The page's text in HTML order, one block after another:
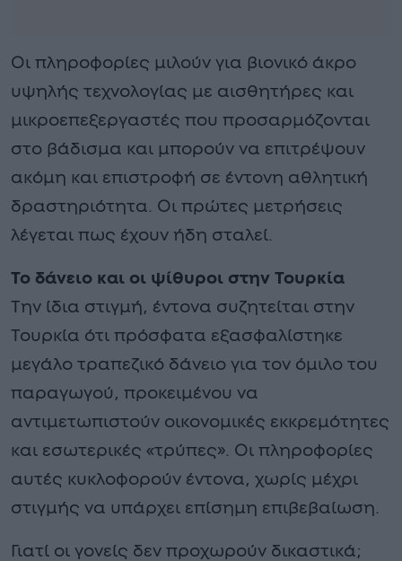
Οι πληροφορίες μιλούν για βιονικό άκρο
υψηλής τεχνολογίας με αισθητήρες και
μικροεπεξεργαστές που προσαρμόζονται
στο βάδισμα και μπορούν να επιτρέψουν
ακόμη και επιστροφή σε έντονη αθλητική
δραστηριότητα. Οι πρώτες μετρήσεις
λέγεται πως έχουν ήδη σταλεί.
Το δάνειο και οι ψίθυροι στην Τουρκία
Την ίδια στιγμή, έντονα συζητείται στην
Τουρκία ότι πρόσφατα εξασφαλίστηκε
μεγάλο τραπεζικό δάνειο για τον όμιλο του
παραγωγού, προκειμένου να
αντιμετωπιστούν οικονομικές εκκρεμότητες
και εσωτερικές «τρύπες». Οι πληροφορίες
αυτές κυκλοφορούν έντονα, χωρίς μέχρι
στιγμής να υπάρχει επίσημη επιβεβαίωση.
Γιατί οι γονείς δεν προχωρούν δικαστικά;